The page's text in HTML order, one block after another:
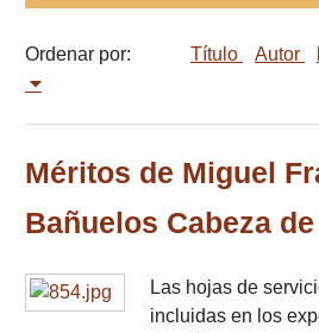
Ordenar por: Título Autor
Méritos de Miguel
Bañuelos Cabeza
Las hojas de
incluidas en los